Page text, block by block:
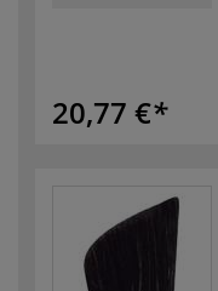
20,77 €